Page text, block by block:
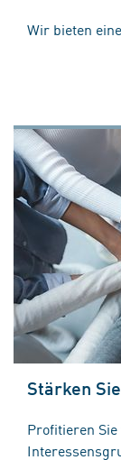
Wir bieten
Stärken
Profitieren